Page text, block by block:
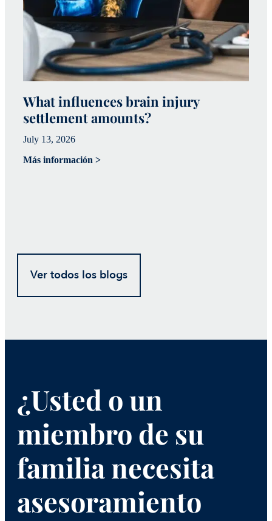
What influences brain injury
settlement amounts?
July 13, 2026
Más información >
Ver todos los blogs
¿Usted o un
miembro de su
familia necesita
asesoramiento